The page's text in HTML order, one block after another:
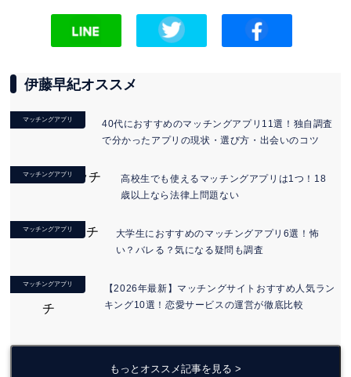
伊藤早紀オススメ
マッチングアプリ
40代におすすめのマッチングアプリ11選！独自調査
で分かったアプリの現状・選び方・出会いのコツ
マッチングアプリ
高校生でも使えるマッチングアプリは1つ！18
歳以上なら法律上問題ない
マッチングアプリ
大学生におすすめのマッチングアプリ6選！怖
い？バレる？気になる疑問も調査
マッチングアプリ
【2026年最新】マッチングサイトおすすめ人気ラン
キング10選！恋愛サービスの運営が徹底比較
もっとオススメ記事を見る >